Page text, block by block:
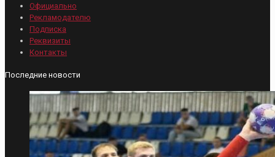
Официально
Рекламодателю
Подписка
Реквизиты
Контакты
Последние новости